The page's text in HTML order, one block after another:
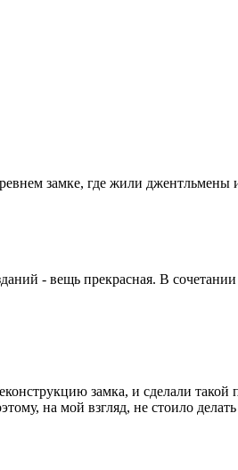
замке, где жили
- вещь прекрасная. В
замка, и сделали
на мой взгляд, не стоило